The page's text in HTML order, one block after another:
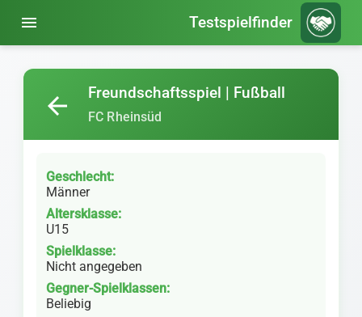
menu Testspielfinder
Freundschaftsspiel | Fußball
FC Rheinsüd
arrow_back
Geschlecht:
Männer
Altersklasse:
U15
Spielklasse:
Nicht angegeben
Gegner-Spielklassen:
Beliebig